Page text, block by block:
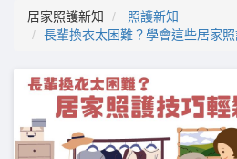
居家照護新知
照護新知
長輩換衣太困難？學會這些居家